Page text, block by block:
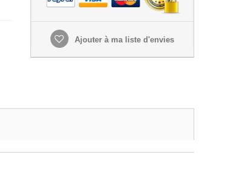
Ajouter à ma liste d'envies